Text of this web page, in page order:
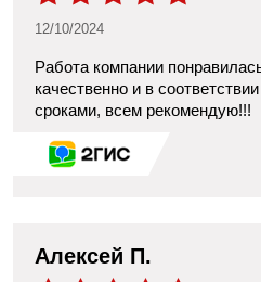
12/10/2024
Работа компании
качественно и в
сроками, всем рекомендую!!!
Алексей П.